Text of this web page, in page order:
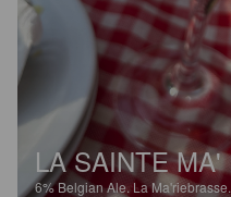
LA SAINTE MA'
6%Belgian Ale. La Ma'riebrasse.